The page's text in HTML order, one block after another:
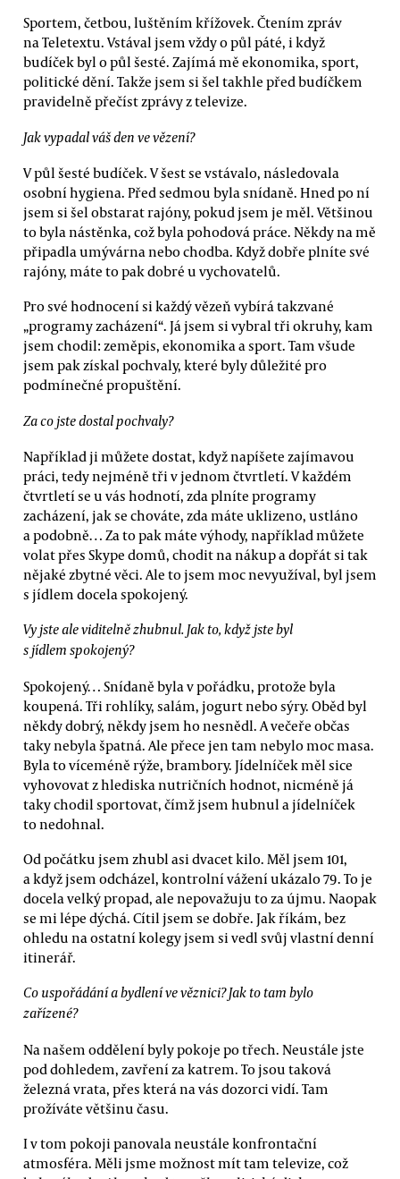
Sportem, četbou, luštěním křížovek. Čtením zpráv
na Teletextu. Vstával jsem vždy o půl páté, i když
budíček byl o půl šesté. Zajímá mě ekonomika, sport,
politické dění. Takže jsem si šel takhle před budíčkem
pravidelně přečíst zprávy z televize.
Jak vypadal váš den ve vězení?
V půl šesté budíček. V šest se vstávalo, následovala
osobní hygiena. Před sedmou byla snídaně. Hned po ní
jsem si šel obstarat rajóny, pokud jsem je měl. Většinou
to byla nástěnka, což byla pohodová práce. Někdy na mě
připadla umývárna nebo chodba. Když dobře plníte své
rajóny, máte to pak dobré u vychovatelů.
Pro své hodnocení si každý vězeň vybírá takzvané
„programy zacházení“. Já jsem si vybral tři okruhy, kam
jsem chodil: zeměpis, ekonomika a sport. Tam všude
jsem pak získal pochvaly, které byly důležité pro
podmínečné propuštění.
Za co jste dostal pochvaly?
Například ji můžete dostat, když napíšete zajímavou
práci, tedy nejméně tři v jednom čtvrtletí. V každém
čtvrtletí se u vás hodnotí, zda plníte programy
zacházení, jak se chováte, zda máte uklizeno, ustláno
a podobně… Za to pak máte výhody, například můžete
volat přes Skype domů, chodit na nákup a dopřát si tak
nějaké zbytné věci. Ale to jsem moc nevyužíval, byl jsem
s jídlem docela spokojený.
Vy jste ale viditelně zhubnul. Jak to, když jste byl
s jídlem spokojený?
Spokojený… Snídaně byla v pořádku, protože byla
koupená. Tři rohlíky, salám, jogurt nebo sýry. Oběd byl
někdy dobrý, někdy jsem ho nesnědl. A večeře občas
taky nebyla špatná. Ale přece jen tam nebylo moc masa.
Byla to víceméně rýže, brambory. Jídelníček měl sice
vyhovovat z hlediska nutričních hodnot, nicméně já
taky chodil sportovat, čímž jsem hubnul a jídelníček
to nedohnal.
Od počátku jsem zhubl asi dvacet kilo. Měl jsem 101,
a když jsem odcházel, kontrolní vážení ukázalo 79. To je
docela velký propad, ale nepovažuju to za újmu. Naopak
se mi lépe dýchá. Cítil jsem se dobře. Jak říkám, bez
ohledu na ostatní kolegy jsem si vedl svůj vlastní denní
itinerář.
Co uspořádání a bydlení ve věznici? Jak to tam bylo
zařízené?
Na našem oddělení byly pokoje po třech. Neustále jste
pod dohledem, zavření za katrem. To jsou taková
železná vrata, přes která na vás dozorci vidí. Tam
prožíváte většinu času.
I v tom pokoji panovala neustále konfrontační
atmosféra. Měli jsme možnost mít tam televize, což